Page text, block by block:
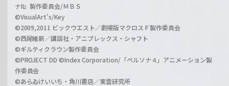
ナII』製作委員会/ＭＢＳ
©VisualArt's/Key
©2009,2011 ビックウエスト／劇場版マクロスＦ製作委員会
©西尾維新／講談社・アニプレックス・シャフト
©ギルティクラウン製作委員会
©PROJECT DD ©Index Corporation/「ペルソナ４」アニメーション製
作委員会
©あらゐけいいち・角川書店／東雲研究所